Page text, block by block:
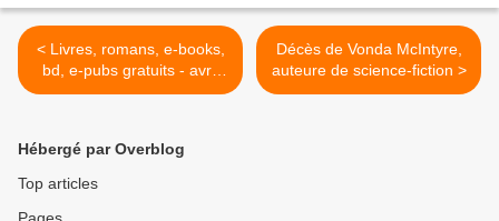
< Livres, romans, e-books,
bd, e-pubs gratuits - avril
2019
Décès de Vonda McIntyre,
auteure de science-fiction >
Hébergé par Overblog
Top articles